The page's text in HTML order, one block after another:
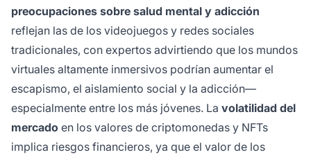
preocupaciones sobre salud mental y adicción
reflejan las de los videojuegos y redes sociales
tradicionales, con expertos advirtiendo que los mundos
virtuales altamente inmersivos podrían aumentar el
escapismo, el aislamiento social y la adicción—
especialmente entre los más jóvenes. La volatilidad del
mercado en los valores de criptomonedas y NFTs
implica riesgos financieros, ya que el valor de los